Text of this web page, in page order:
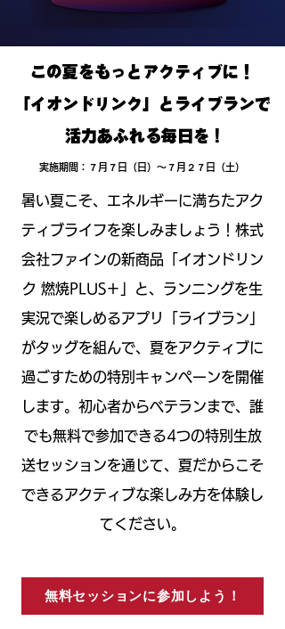
この夏をもっとアクティブに！
「イオンドリンク」とライブランで
活力あふれる毎日を !
実施期間：７月７日（日）〜７月２７日（土）
暑い夏こそ、エネルギーに満ちたアク
ティブライフを楽しみましょう！株式
会社ファインの新商品「イオンドリン
ク 燃焼PLUS＋」と、ランニングを生
実況で楽しめるアプリ「ライブラン」
がタッグを組んで、夏をアクティブに
過ごすための特別キャンペーンを開催
します。初心者からベテランまで、誰
でも無料で参加できる4つの特別生放
送セッションを通じて、夏だからこそ
できるアクティブな楽しみ方を体験し
てください。
無料セッションに参加しよう！